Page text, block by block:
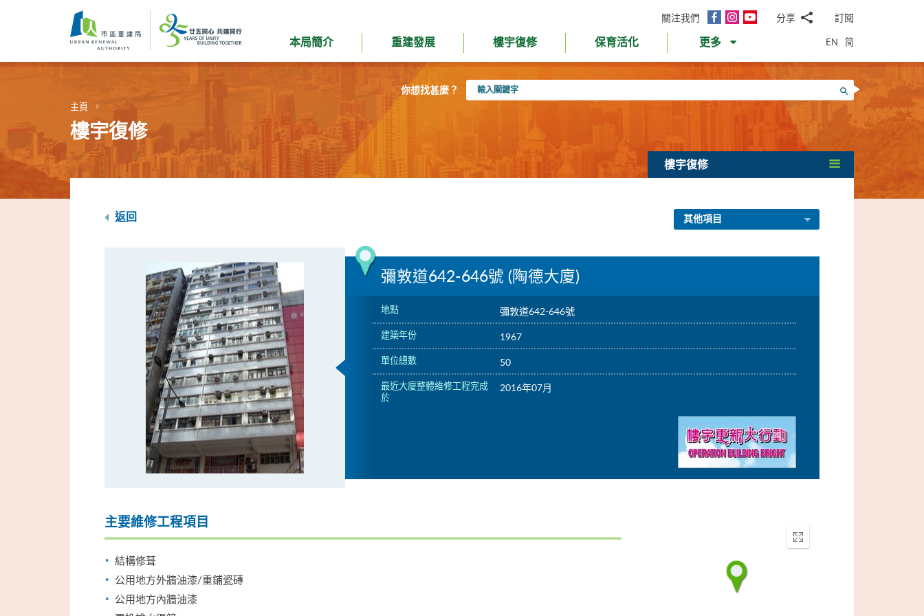
內
關注我們
面
InstagramYouTube分享
郵WhatsApp
微
信
面
書Twitter
LinkedIn
微
訂閱
本局簡介 重建發展 樓宇復修 保育活化 更多 EN 简
你想找甚麼？
入
搜尋
主頁
樓宇復修
樓宇復修
返回 其他項目
彌敦道642-646號 (陶德大廈)
地點 彌敦道642-646號
建築年份 1967
單位總數 50
最近大廈整體維修工程完成
於
2016年07月
主要維修工程項目
結構修葺
公用地方外牆油漆/重鋪瓷磚
公用地方內牆油漆
Enter
fullscreen